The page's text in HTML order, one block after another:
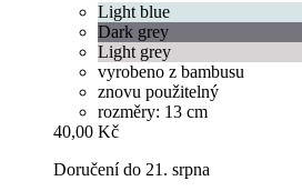
Light blue
Dark grey
Light grey
vyrobeno z bambusu
znovu použitelný
rozměry: 13 cm
40,00 Kč
Doručení do 21. srpna